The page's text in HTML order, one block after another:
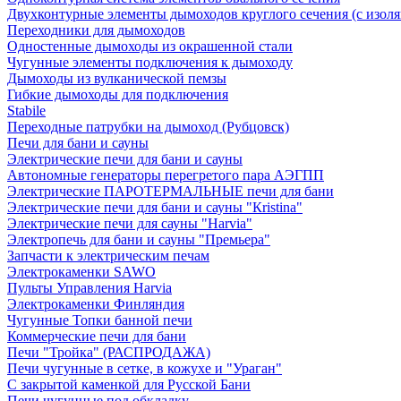
Двухконтурные элементы дымоходов круглого сечения (с
Переходники для дымоходов
Одностенные дымоходы из окрашенной стали
Чугунные элементы подключения к дымоходу
Дымоходы из вулканической пемзы
Гибкие дымоходы для подключения
Stabile
Переходные патрубки на дымоход (Рубцовск)
Печи для бани и сауны
Электрические печи для бани и сауны
Автономные генераторы перегретого пара АЭГПП
Электрические ПАРОТЕРМАЛЬНЫЕ печи для бани
Электрические печи для бани и сауны "Кristina"
Электрические печи для сауны "Harvia"
Электропечь для бани и сауны "Премьера"
Запчасти к электрическим печам
Электрокаменки SAWO
Пульты Управления Harvia
Электрокаменки Финляндия
Чугунные Топки банной печи
Коммерческие печи для бани
Печи "Тройка" (РАСПРОДАЖА)
Печи чугунные в сетке, в кожухе и "Ураган"
С закрытой каменкой для Русской Бани